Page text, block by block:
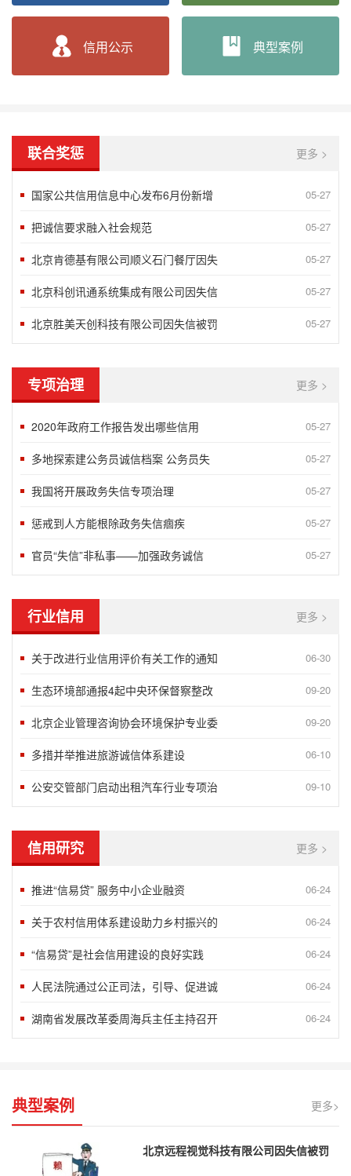
谢运良：一颗诚心 凝聚大爱 06-24
孟兆民：履行承诺一丝不苟 兢兢业业确
信用公示 典型案例
联合奖惩 更多 >
国家公共信用信息中心发布6月份新增 05-27
把诚信要求融入社会规范 05-27
北京肯德基有限公司顺义石门餐厅因失 05-27
北京科创讯通系统集成有限公司因失信 05-27
北京胜美天创科技有限公司因失信被罚 05-27
专项治理 更多 >
2020年政府工作报告发出哪些信用 05-27
多地探索建公务员诚信档案 公务员失 05-27
我国将开展政务失信专项治理 05-27
惩戒到人方能根除政务失信痼疾 05-27
官员“失信”非私事——加强政务诚信 05-27
行业信用 更多 >
关于改进行业信用评价有关工作的通知 06-30
生态环境部通报4起中央环保督察整改 09-20
北京企业管理咨询协会环境保护专业委 09-20
多措并举推进旅游诚信体系建设 06-10
公安交管部门启动出租汽车行业专项治 09-10
信用研究 更多 >
推进“信易贷” 服务中小企业融资 06-24
关于农村信用体系建设助力乡村振兴的 06-24
“信易贷”是社会信用建设的良好实践 06-24
人民法院通过公正司法，引导、促进诚 06-24
湖南省发展改革委周海兵主任主持召开 06-24
典型案例 更多>
北京远程视觉科技有限公司因失信被罚